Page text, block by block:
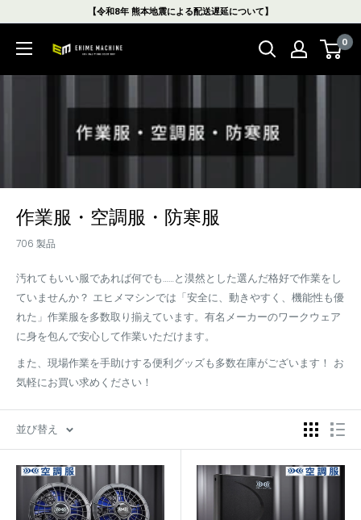
ン
【令和8年 熊本地震による配送遅延について】
エ
0
作業服・空調服・防寒服
706 製品
汚れてもいい服であれば何でも……と漠然とした選んだ格好で作業をし
ていませんか？ エヒメマシンでは「安全に、動きやすく、機能性も優
れた」作業服を多数取り揃えています。有名メーカーのワークウェア
に身を包んで安心して作業いただけます。
また、現場作業を手助けする便利グッズも多数在庫がございます！ お
気軽にお買い求めください！
並び替え